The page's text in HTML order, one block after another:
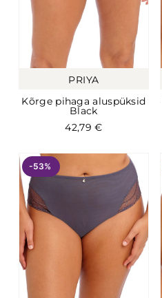
PRIYA
Kõrge pihaga aluspüksid
Black
42,79€
-53%